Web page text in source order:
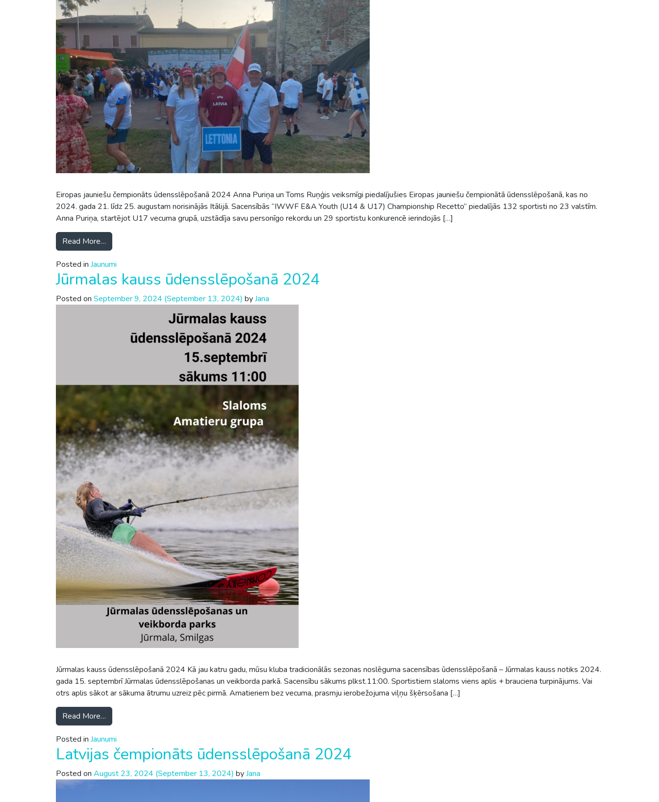
Eiropas jauniešu čempionāts ūdensslēpošanā 2024 Anna Puriņa un Toms Ruņģis veiksmīgi piedalījušies Eiropas jauniešu čempionātā ūdensslēpošanā, kas no
2024. gada 21. līdz 25. augustam norisinājās Itālijā. Sacensībās “IWWF E&A Youth (U14 & U17) Championship Recetto” piedalījās 132 sportisti no 23 valstīm.
Anna Puriņa, startējot U17 vecuma grupā, uzstādīja savu personīgo rekordu un 29 sportistu konkurencē ierindojās […]
Read More…
Posted in Jaunumi
Jūrmalas kauss ūdensslēpošanā 2024
Posted on September 9, 2024 (September 13, 2024) byJana
Jūrmalas kauss ūdensslēpošanā 2024 Kā jau katru gadu, mūsu kluba tradicionālās sezonas noslēguma sacensības ūdensslēpošanā – Jūrmalas kauss notiks 2024.
gada 15. septembrī Jūrmalas ūdensslēpošanas un veikborda parkā. Sacensību sākums plkst.11:00. Sportistiem slaloms viens aplis + brauciena turpinājums. Vai
otrs aplis sākot ar sākuma ātrumu uzreiz pēc pirmā. Amatieriem bez vecuma, prasmju ierobežojuma viļņu šķērsošana […]
Read More…
Posted in Jaunumi
Latvijas čempionāts ūdensslēpošanā 2024
Posted on August 23, 2024 (September 13, 2024) byJana